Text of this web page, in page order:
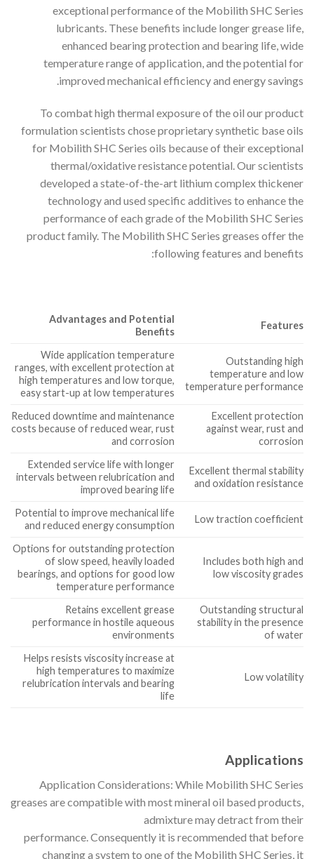
exceptional performance of the Mobilith SHC Series
lubricants. These benefits include longer grease life,
enhanced bearing protection and bearing life, wide
temperature range of application, and the potential for
improved mechanical efficiency and energy savings.
To combat high thermal exposure of the oil our product
formulation scientists chose proprietary synthetic base oils
for Mobilith SHC Series oils because of their exceptional
thermal/oxidative resistance potential. Our scientists
developed a state-of-the-art lithium complex thickener
technology and used specific additives to enhance the
performance of each grade of the Mobilith SHC Series
product family. The Mobilith SHC Series greases offer the
following features and benefits:
Features
Advantages and Potential
Benefits
Outstanding high
temperature and low
temperature performance
Wide application temperature
ranges, with excellent protection at
high temperatures and low torque,
easy start-up at low temperatures
Excellent protection
against wear, rust and
corrosion
Reduced downtime and maintenance
costs because of reduced wear, rust
and corrosion
Excellent thermal stability
and oxidation resistance
Extended service life with longer
intervals between relubrication and
improved bearing life
Low traction coefficient
Potential to improve mechanical life
and reduced energy consumption
Includes both high and
low viscosity grades
Options for outstanding protection
of slow speed, heavily loaded
bearings, and options for good low
temperature performance
Outstanding structural
stability in the presence
of water
Retains excellent grease
performance in hostile aqueous
environments
Low volatility
Helps resists viscosity increase at
high temperatures to maximize
relubrication intervals and bearing
life
Applications
Application Considerations: While Mobilith SHC Series
greases are compatible with most mineral oil based products,
admixture may detract from their
performance. Consequently it is recommended that before
changing a system to one of the Mobilith SHC Series, it